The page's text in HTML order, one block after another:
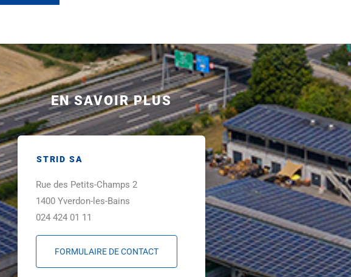
EN SAVOIR PLUS
STRID SA
Rue des Petits-Champs 2
1400 Yverdon-les-Bains
024 424 01 11
FORMULAIRE DE CONTACT